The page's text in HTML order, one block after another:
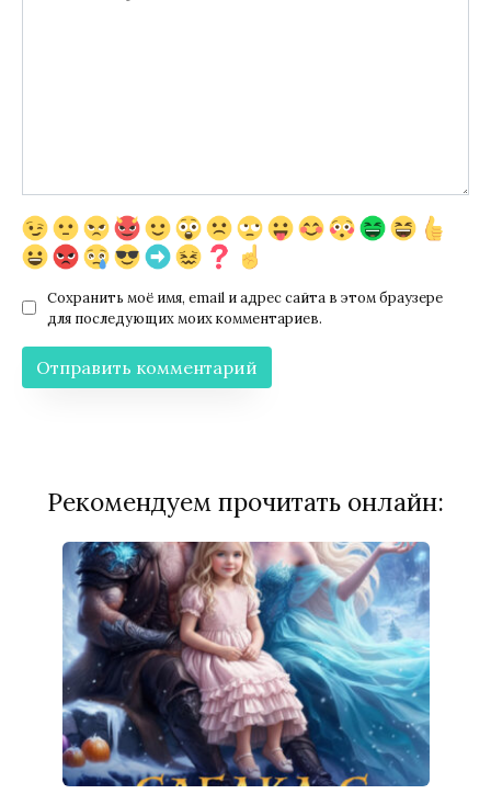
Сохранить моё имя, email и адрес сайта в этом браузере
для последующих моих комментариев.
Рекомендуем прочитать онлайн: